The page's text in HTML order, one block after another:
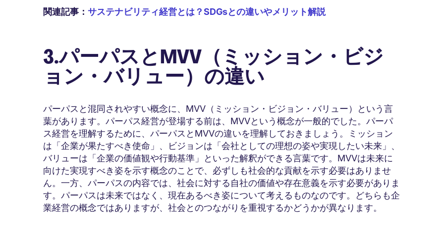
関連記事： サステナビリティ経営とは？SDGsとの違いやメリット解説
3.パーパスとMVV（ミッション・ビジ
ョン・バリュー）の違い
パーパスと混同されやすい概念に、MVV（ミッション・ビジョン・バリュー）という言
葉があります。パーパス経営が登場する前は、MVVという概念が一般的でした。パーパ
ス経営を理解するために、パーパスとMVVの違いを理解しておきましょう。ミッション
は「企業が果たすべき使命」、ビジョンは「会社としての理想の姿や実現したい未来」、
バリューは「企業の価値観や行動基準」といった解釈ができる言葉です。MVVは未来に
向けた実現すべき姿を示す概念のことで、必ずしも社会的な貢献を示す必要はありませ
ん。一方、パーパスの内容では、社会に対する自社の価値や存在意義を示す必要がありま
す。パーパスは未来ではなく、現在あるべき姿について考えるものなのです。どちらも企
業経営の概念ではありますが、社会とのつながりを重視するかどうかが異なります。